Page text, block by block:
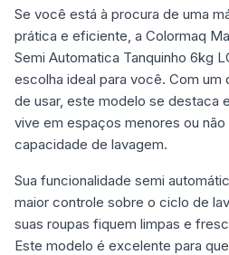
Se você está à procura de uma
prática e eficiente, a Colormaq
Semi Automatica Tanquinho 6kg
escolha ideal para você. Com
de usar, este modelo se destaca
vive em espaços menores ou
capacidade de lavagem.
Sua funcionalidade semi
maior controle sobre o ciclo de
suas roupas fiquem limpas e
Este modelo é excelente para